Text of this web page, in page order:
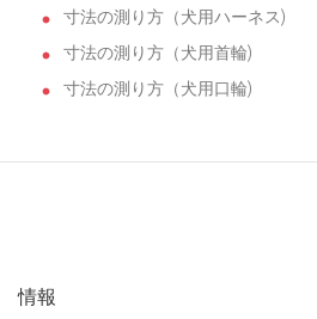
寸法の測り方（犬用ハーネス)
寸法の測り方（犬用首輪)
寸法の測り方（犬用口輪)
情報